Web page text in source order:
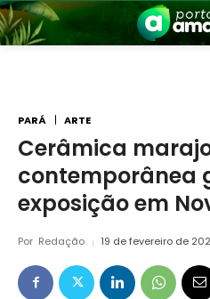
PARÁ ARTE
Cerâmica
contemporânea
exposição em
Por Redação 19 de fevereiro de